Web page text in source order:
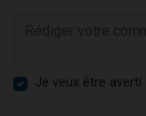
Je veux être